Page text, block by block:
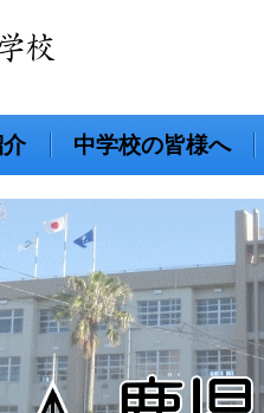
中学校の皆様へ